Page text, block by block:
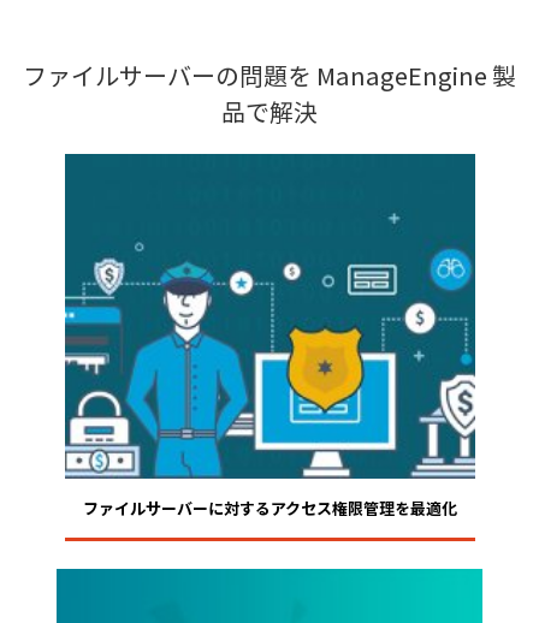
ファイルサーバーの問題を ManageEngine 製
品で解決
ファイルサーバーに対するアクセス権限管理を最適化
ソリューションをみる